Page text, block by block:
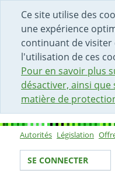
Ce site utilise des
une expérience
continuant de visiter
l'utilisation de ces
Pour en savoir plus
désactiver, ainsi
matière de
DÉBUT DU CONTENU
ACCÈS AU CHAMP DE
PAGE D'ACCUEIL
FORMULAIRE DE
Sous-
Autorités Législation
Votre
SE CONNECTER